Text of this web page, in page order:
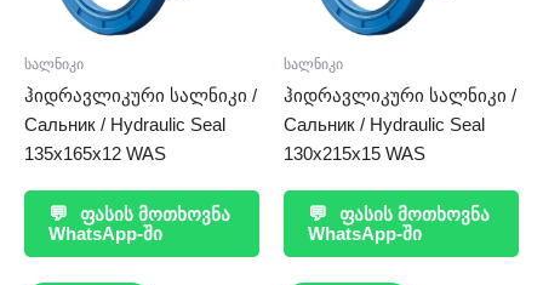
სალნიკი
ჰიდრავლიკური სალნიკი /
Сальник / Hydraulic Seal
135x165x12 WAS
💬
ფასის მოთხოვნა
WhatsApp-ში
სალნიკი
ჰიდრავლიკური სალნიკი /
Сальник / Hydraulic Seal
130x215x15 WAS
💬
ფასის მოთხოვნა
WhatsApp-ში